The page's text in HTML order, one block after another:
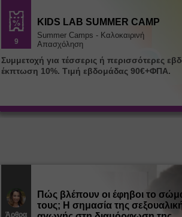
9
KIDS LAB SUMMER CAMP
Summer Camps - Καλοκαιρινή
Απασχόληση
Συμμετοχή για τέσσερις ή περισσότερες
έκπτωση 10%. Τιμή εβδομάδας 90€+ΦΠΑ.
Άρθρα
Πώς βλέπουν οι έφηβοι το
τους; Η σημασία της